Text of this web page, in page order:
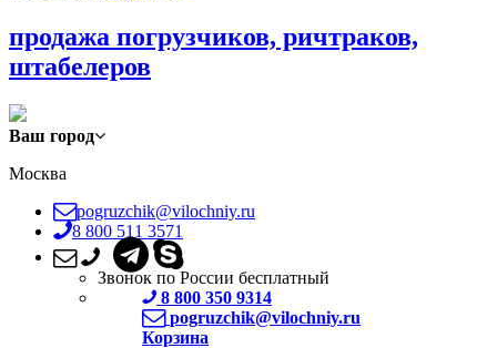
продажа погрузчиков, ричтраков,
штабелеров
Ваш город
Москва
pogruzchik@vilochniy.ru
8 800 511 3571
Звонок по России бесплатный
8 800 350 9314
pogruzchik@vilochniy.ru
Корзина